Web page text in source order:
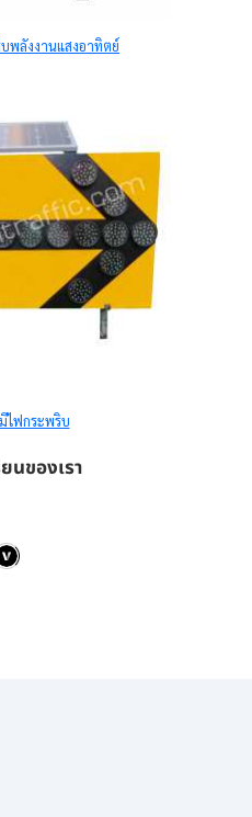
พลังงานแสงอาทิตย์
ไฟกระพริบ
นของเรา